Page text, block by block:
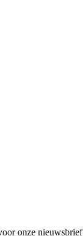
onze nieuwsbrief